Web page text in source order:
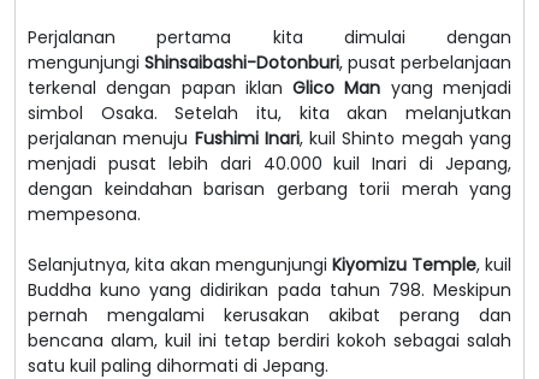
Perjalanan pertama kita dimulai dengan
mengunjungi Shinsaibashi-Dotonburi, pusat perbelanjaan
terkenal dengan papan iklanGlico Man yang menjadi
simbol Osaka. Setelah itu, kita akan melanjutkan
perjalanan menuju Fushimi Inari, kuil Shinto megah yang
menjadi pusat lebih dari 40.000 kuil Inari di Jepang,
dengan keindahan barisan gerbang torii merah yang
mempesona.
Selanjutnya, kita akan mengunjungi Kiyomizu Temple, kuil
Buddha kuno yang didirikan pada tahun 798. Meskipun
pernah mengalami kerusakan akibat perang dan
bencana alam, kuil ini tetap berdiri kokoh sebagai salah
satu kuil paling dihormati di Jepang.